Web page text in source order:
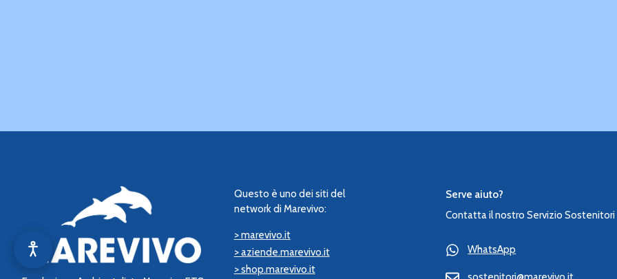
Questo è uno dei siti del
network di Marevivo:
> marevivo.it
> aziende.marevivo.it
> shop.marevivo.it
Serve aiuto?
Contatta il nostro Servizio Sostenitori
WhatsApp